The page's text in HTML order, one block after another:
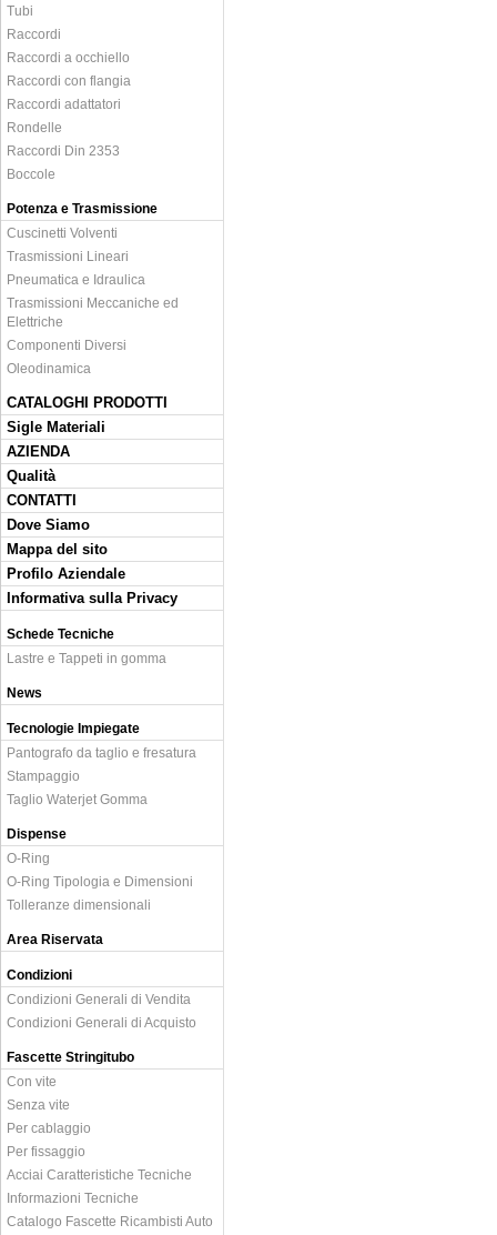
Tubi
Raccordi
Raccordi a occhiello
Raccordi con flangia
Raccordi adattatori
Rondelle
Raccordi Din 2353
Boccole
Potenza e Trasmissione
Cuscinetti Volventi
Trasmissioni Lineari
Pneumatica e Idraulica
Trasmissioni Meccaniche ed
Elettriche
Componenti Diversi
Oleodinamica
CATALOGHI PRODOTTI
Sigle Materiali
AZIENDA
Qualità
CONTATTI
Dove Siamo
Mappa del sito
Profilo Aziendale
Informativa sulla Privacy
Schede Tecniche
Lastre e Tappeti in gomma
News
Tecnologie Impiegate
Pantografo da taglio e fresatura
Stampaggio
Taglio Waterjet Gomma
Dispense
O-Ring
O-Ring Tipologia e Dimensioni
Tolleranze dimensionali
Area Riservata
Condizioni
Condizioni Generali di Vendita
Condizioni Generali di Acquisto
Fascette Stringitubo
Con vite
Senza vite
Per cablaggio
Per fissaggio
Acciai Caratteristiche Tecniche
Informazioni Tecniche
Catalogo Fascette Ricambisti Auto